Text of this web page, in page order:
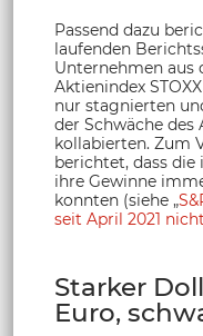
Passend dazu
laufenden
Unternehmen aus
Aktienindex
nur stagnierten
der Schwäche des
kollabierten. Zum
berichtet, dass
ihre Gewinne
konnten (siehe „
seit April 2021
Starker
Euro,